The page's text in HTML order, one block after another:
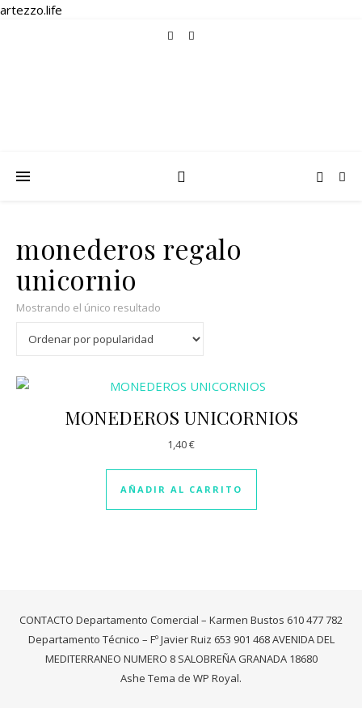
artezzo.life
monederos regalo
unicornio
Mostrando el único resultado
MONEDEROS UNICORNIOS
1,40€
AÑADIR AL CARRITO
CONTACTO Departamento Comercial – Karmen Bustos 610 477 782
Departamento Técnico – Fº Javier Ruiz 653 901 468 AVENIDA DEL
MEDITERRANEO NUMERO 8 SALOBREÑA GRANADA 18680
Ashe Tema de WP Royal.